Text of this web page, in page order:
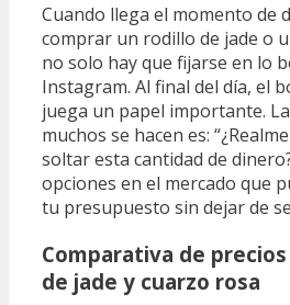
Cuando llega el momento de
comprar un rodillo de jade o
no solo hay que fijarse en lo
Instagram. Al final del día, el
juega un papel importante.
muchos se hacen es:
soltar esta cantidad de
opciones en el mercado que
tu presupuesto sin dejar de
Comparativa de
de jade y cuarzo rosa